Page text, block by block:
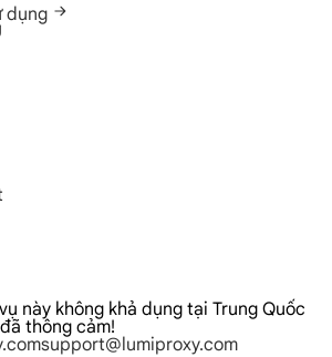
dụng
này không khả dụng tại Trung Quốc
thông cảm!
support@lumiproxy.com